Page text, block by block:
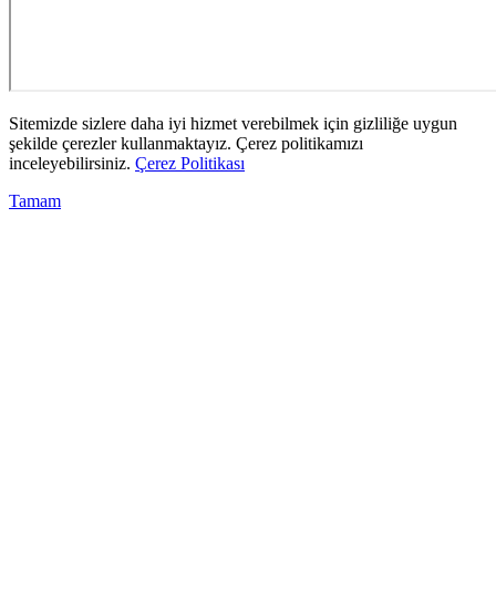
Sitemizde sizlere daha iyi hizmet verebilmek için gizliliğe uygun
şekilde çerezler kullanmaktayız. Çerez politikamızı
inceleyebilirsiniz. Çerez Politikası
Tamam